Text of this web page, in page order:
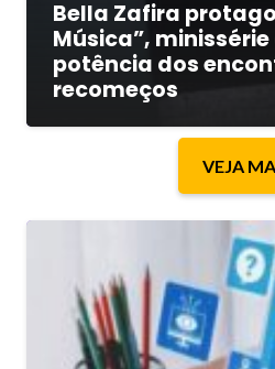
Bella Zafira
Música”,
potência dos
recomeços
VEJA